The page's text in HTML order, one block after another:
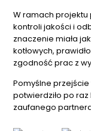
W ramach projektu
kontroli jakości i
znaczenie miała
kotłowych,
zgodność prac z
Pomyślne
potwierdziło po
zaufanego